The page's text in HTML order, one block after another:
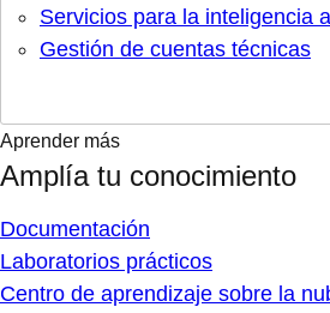
Servicios para la inteligencia
Gestión de cuentas técnicas
Aprender más
Amplía tu conocimiento
Documentación
Laboratorios prácticos
Centro de aprendizaje sobre la